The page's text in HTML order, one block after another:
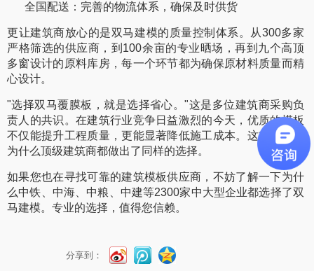
全国配送：完善的物流体系，确保及时供货
更让建筑商放心的是双马建模的质量控制体系。从300多家
严格筛选的供应商，到100余亩的专业晒场，再到九个高顶
多窗设计的原料库房，每一个环节都为确保原材料质量而精
心设计。
"选择双马覆膜板，就是选择省心。"这是多位建筑商采购负
责人的共识。在建筑行业竞争日益激烈的今天，优质的模板
不仅能提升工程质量，更能显著降低施工成本。这或许就是
为什么顶级建筑商都做出了同样的选择。
如果您也在寻找可靠的建筑模板供应商，不妨了解一下为什
么中铁、中海、中粮、中建等2300家中大型企业都选择了双
马建模。专业的选择，值得您信赖。
分享到：